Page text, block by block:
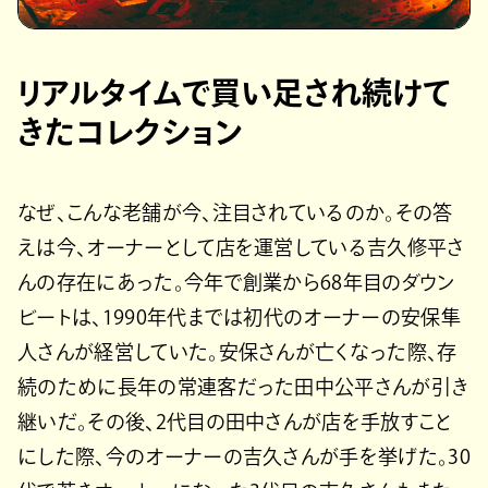
リアルタイムで買い足され続けて
きたコレクション
なぜ、こんな老舗が今、注目されているのか。その答
えは今、オーナーとして店を運営している吉久修平さ
んの存在にあった。今年で創業から68年目のダウン
ビートは、1990年代までは初代のオーナーの安保隼
人さんが経営していた。安保さんが亡くなった際、存
続のために長年の常連客だった田中公平さんが引き
継いだ。その後、2代目の田中さんが店を手放すこと
にした際、今のオーナーの吉久さんが手を挙げた。30